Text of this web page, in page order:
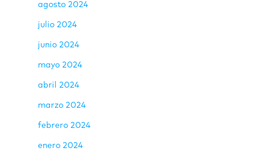
agosto 2024
julio 2024
junio 2024
mayo 2024
abril 2024
marzo 2024
febrero 2024
enero 2024